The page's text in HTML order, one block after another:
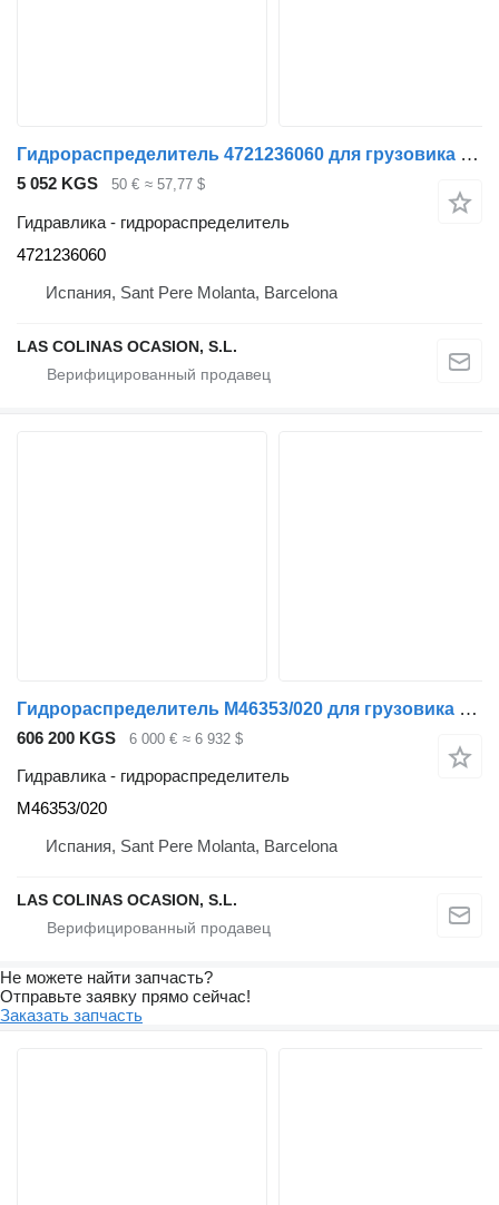
Гидрораспределитель 4721236060 для грузовика Liebherr UM 120 LTM 1030
5 052 KGS 50 € ≈ 57,77 $
Гидравлика - гидрораспределитель
4721236060
Испания, Sant Pere Molanta, Barcelona
LAS COLINAS OCASION, S.L.
Гидрораспределитель M46353/020 для грузовика Liebherr LTM 1050/1
606 200 KGS 6 000 € ≈ 6 932 $
Гидравлика - гидрораспределитель
M46353/020
Испания, Sant Pere Molanta, Barcelona
LAS COLINAS OCASION, S.L.
Не можете найти запчасть?
Отправьте заявку прямо сейчас!
Заказать запчасть